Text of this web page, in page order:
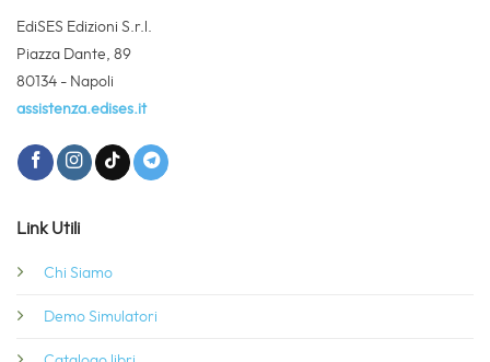
EdiSES Edizioni S.r.l.
Piazza Dante, 89
80134 - Napoli
assistenza.edises.it
Link Utili
Chi Siamo
Demo Simulatori